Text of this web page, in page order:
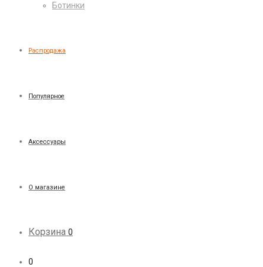
Ботинки
Распродажа
Популярное
Аксессуары
О магазине
Корзина 0
0